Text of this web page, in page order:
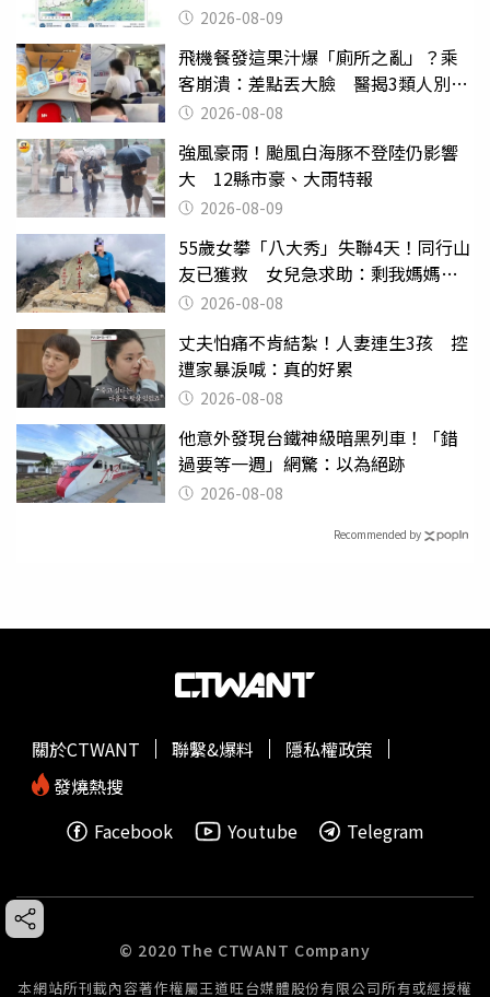
2026-08-09
飛機餐發這果汁爆「廁所之亂」？乘
客崩潰：差點丟大臉 醫揭3類人別亂
喝 2026-08-08
強風豪雨！颱風白海豚不登陸仍影響
大 12縣市豪、大雨特報
2026-08-09
55歲女攀「八大秀」失聯4天！同行山
友已獲救 女兒急求助：剩我媽媽還
沒找到
2026-08-08
丈夫怕痛不肯結紮！人妻連生3孩 控
遭家暴淚喊：真的好累
2026-08-08
他意外發現台鐵神級暗黑列車！「錯
過要等一週」網驚：以為絕跡
2026-08-08
Recommended by
關於CTWANT 聯繫&爆料
隱私權政策
發燒熱搜
Facebook
Youtube Telegram
© 2020 The CTWANT Company
本網站所刊載內容著作權屬王道旺台媒體股份有限公司所有或經授權